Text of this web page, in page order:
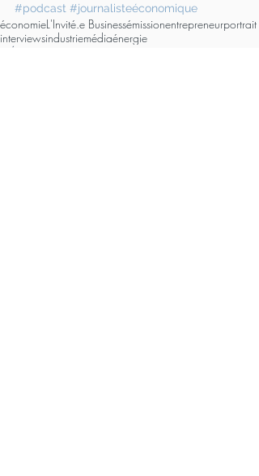
#podcast #journalisteéconomique
économieL'Invité.e Businessémissionentrepreneurportrait
interviewsindustriemédiaénergie